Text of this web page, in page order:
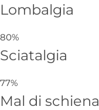
Lombalgia
80%
Sciatalgia
77%
Mal di schiena